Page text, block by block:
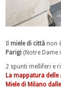
Il miele di città non
Parigi (Notre Dame
2 spunti melliferi e
La mappatura delle
Miele di Milano